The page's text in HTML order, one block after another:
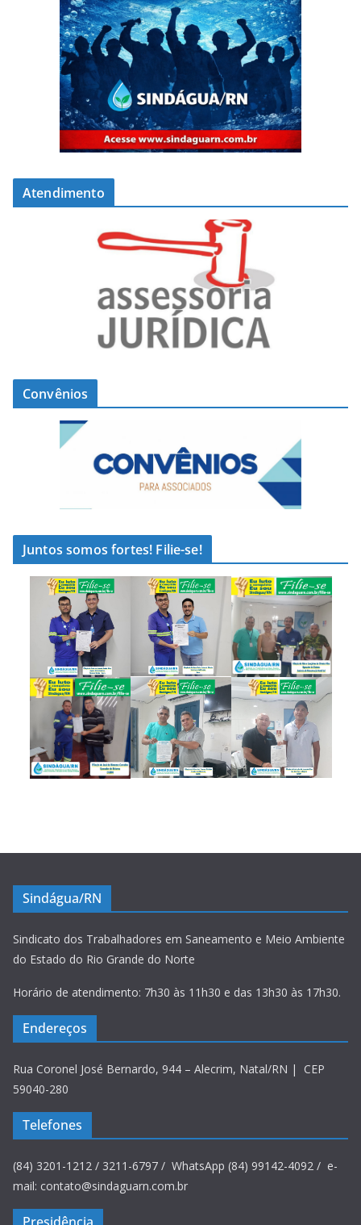
Atendimento
Convênios
Juntos somos fortes! Filie-se!
Sindágua/RN
Sindicato dos Trabalhadores em Saneamento e Meio Ambiente
do Estado do Rio Grande do Norte
Horário de atendimento: 7h30 às 11h30 e das 13h30 às 17h30.
Endereços
Rua Coronel José Bernardo, 944 – Alecrim, Natal/RN | CEP
59040-280
Telefones
(84) 3201-1212 / 3211-6797 / WhatsApp (84) 99142-4092 / e-
mail: contato@sindaguarn.com.br